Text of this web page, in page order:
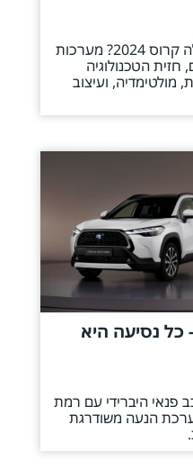
מה מאפיין את טויוטה קורולה קרוס 2024? מערכות
הטכנולוגיה
מולטימדיה, ועיצוב
כל נסיעה היא
פנאי היברידי עם רמת
הנעה משודרגת